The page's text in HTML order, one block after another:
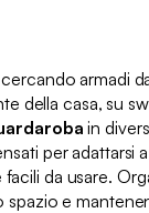
armadi
della casa, su
in
per adattarsi
facili da usare.
spazio e